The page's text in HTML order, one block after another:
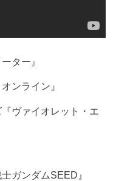
ター』
ンライン』
ヴァイオレット・エ
ガンダムSEED』